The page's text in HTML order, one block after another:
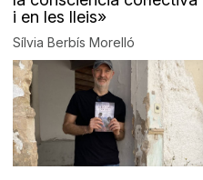
i en les lleis»
Sílvia Berbís Morelló